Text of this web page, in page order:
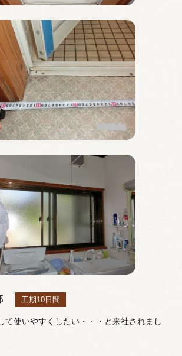
工期10日間
て使いやすくしたい・・・と来社されまし